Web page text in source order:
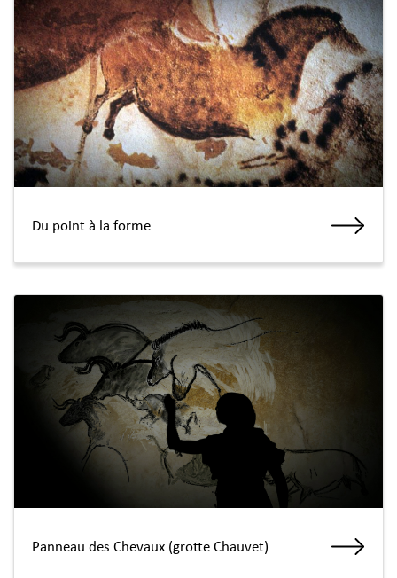
Du point à la forme
Panneau des Chevaux (grotte Chauvet)